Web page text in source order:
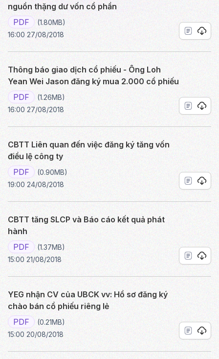
nguồn thặng dư vốn cổ phần
PDF
(1.80MB)
16:00 27/08/2018
Thông báo giao dịch cổ phiếu - Ông Loh
Yean Wei Jason đăng ký mua 2.000 cổ phiếu
PDF
(1.26MB)
16:00 27/08/2018
CBTT Liên quan đến việc đăng ký tăng vốn
điều lệ công ty
PDF
(0.90MB)
19:00 24/08/2018
CBTT tăng SLCP và Báo cáo kết quả phát
hành
PDF
(1.37MB)
15:00 21/08/2018
YEG nhận CV của UBCK vv: Hồ sơ đăng ký
chào bán cổ phiếu riêng lẻ
PDF
(0.21MB)
15:00 20/08/2018